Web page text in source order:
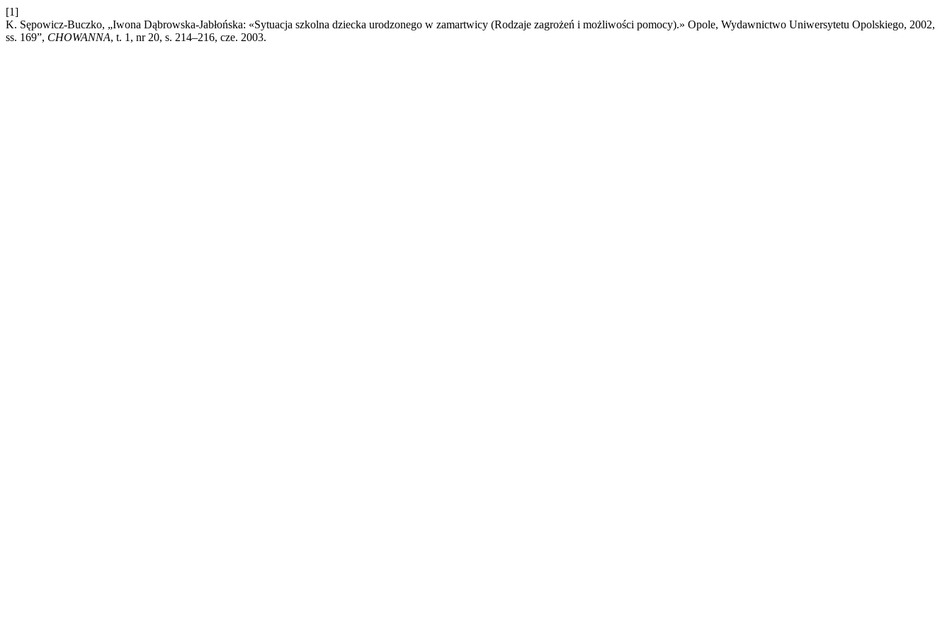
[1]
K. Sępowicz-Buczko, „Iwona Dąbrowska-Jabłońska: «Sytuacja szkolna dziecka urodzonego w zamartwicy (Rodzaje zagrożeń i możliwości pomocy).» Opole, Wydawnictwo Uniwersytetu Opolskiego, 2002,
ss. 169”, CHOWANNA, t. 1, nr 20, s. 214–216, cze. 2003.